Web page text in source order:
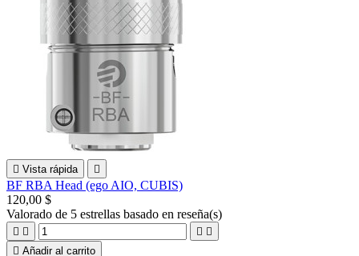
 Vista rápida 
BF RBA Head (ego AIO, CUBIS)
120,00 $
Valorado de 5 estrellas basado en reseña(s)
   
 Añadir al carrito